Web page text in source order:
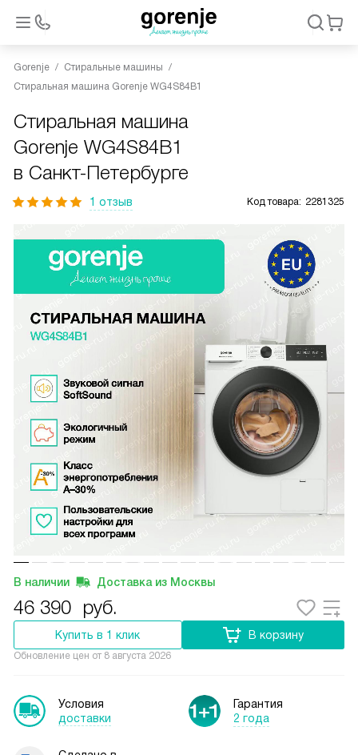
Gorenje
Стиральные машины
Стиральная машина Gorenje WG4S84B1
Стиральная машина
Gorenje WG4S84B1
в Санкт-Петербурге
1 отзыв Код товара: 2281325
В наличии Доставка из Москвы
46 390 руб.
Купить в 1 клик В корзину
Обновление цен от 8 августа 2026
Условия
доставки
Гарантия
2 года